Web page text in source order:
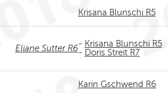
Krisana Blunschi R5
Eliane Sutter R6- Krisana Blunschi R5
- Doris Streit R7
Karin Gschwend R6